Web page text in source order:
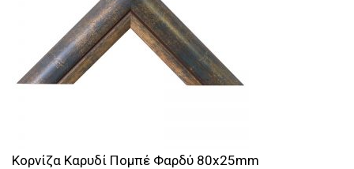
Κορνίζα Καρυδί Πομπέ Φαρδύ 80x25mm